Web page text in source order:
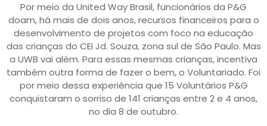
Por meio da United Way Brasil, funcionários da P&G
doam, há mais de dois anos, recursos financeiros para o
desenvolvimento de projetos com foco na educação
das crianças do CEI Jd. Souza, zona sul de São Paulo. Mas
a UWB vai além. Para essas mesmas crianças, incentiva
também outra forma de fazer o bem, o Voluntariado. Foi
por meio dessa experiência que 15 Voluntários P&G
conquistaram o sorriso de 141 crianças entre 2 e 4 anos,
no dia 8 de outubro.